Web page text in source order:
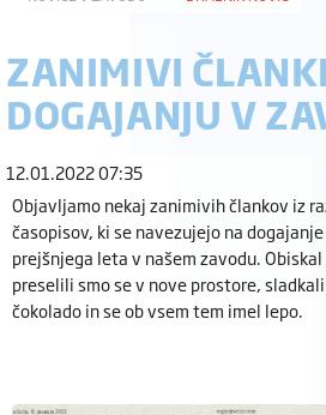
ZANIMIVI
DOGAJANJU V
12.01.2022 07:35
Objavljamo nekaj zanimivih člankov iz
časopisov, ki se navezujejo na
prejšnjega leta v našem zavodu.
preselili smo se v nove prostore,
čokolado in se ob vsem tem imel lepo.